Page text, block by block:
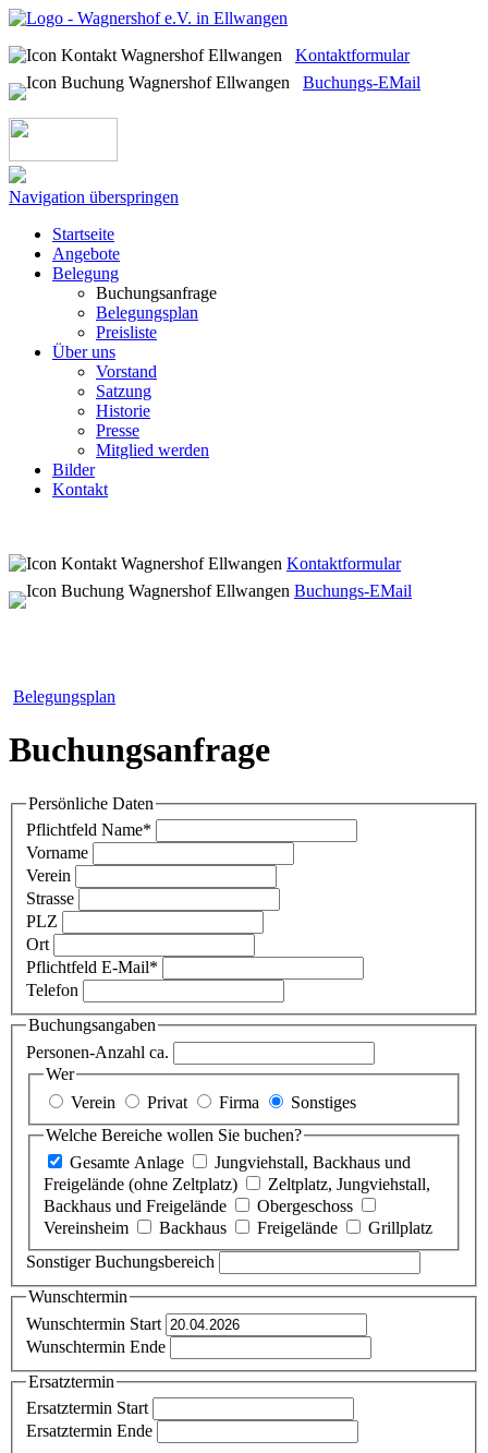
Kontaktformular
Buchungs-EMail
Navigation überspringen
Startseite
Angebote
Belegung
Buchungsanfrage
Belegungsplan
Preisliste
Über uns
Vorstand
Satzung
Historie
Presse
Mitglied werden
Bilder
Kontakt
Kontaktformular
Buchungs-EMail
Belegungsplan
Buchungsanfrage
Persönliche Daten
Pflichtfeld Name*
Vorname
Verein
Strasse
PLZ
Ort
Pflichtfeld E-Mail*
Telefon
Buchungsangaben
Personen-Anzahl ca.
Wer
Verein
Privat Firma
Sonstiges
Welche Bereiche wollen Sie buchen?
Gesamte Anlage
Jungviehstall, Backhaus und
Freigelände (ohne Zeltplatz)
Zeltplatz, Jungviehstall,
Backhaus und Freigelände
Obergeschoss
Vereinsheim
Backhaus Freigelände
Grillplatz
Sonstiger Buchungsbereich
Wunschtermin
Wunschtermin Start
Wunschtermin Ende
Ersatztermin
Ersatztermin Start
Ersatztermin Ende